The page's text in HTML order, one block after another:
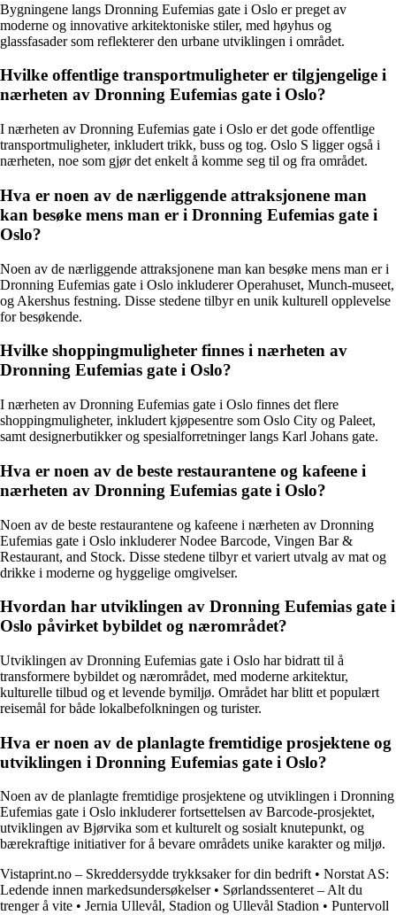
Bygningene langs Dronning Eufemias gate i Oslo er preget av
moderne og innovative arkitektoniske stiler, med høyhus og
glassfasader som reflekterer den urbane utviklingen i området.
Hvilke offentlige transportmuligheter er tilgjengelige i
nærheten av Dronning Eufemias gate i Oslo?
I nærheten av Dronning Eufemias gate i Oslo er det gode offentlige
transportmuligheter, inkludert trikk, buss og tog. Oslo S ligger også i
nærheten, noe som gjør det enkelt å komme seg til og fra området.
Hva er noen av de nærliggende attraksjonene man
kan besøke mens man er i Dronning Eufemias gate i
Oslo?
Noen av de nærliggende attraksjonene man kan besøke mens man er i
Dronning Eufemias gate i Oslo inkluderer Operahuset, Munch-museet,
og Akershus festning. Disse stedene tilbyr en unik kulturell opplevelse
for besøkende.
Hvilke shoppingmuligheter finnes i nærheten av
Dronning Eufemias gate i Oslo?
I nærheten av Dronning Eufemias gate i Oslo finnes det flere
shoppingmuligheter, inkludert kjøpesentre som Oslo City og Paleet,
samt designerbutikker og spesialforretninger langs Karl Johans gate.
Hva er noen av de beste restaurantene og kafeene i
nærheten av Dronning Eufemias gate i Oslo?
Noen av de beste restaurantene og kafeene i nærheten av Dronning
Eufemias gate i Oslo inkluderer Nodee Barcode, Vingen Bar &
Restaurant, and Stock. Disse stedene tilbyr et variert utvalg av mat og
drikke i moderne og hyggelige omgivelser.
Hvordan har utviklingen av Dronning Eufemias gate i
Oslo påvirket bybildet og nærområdet?
Utviklingen av Dronning Eufemias gate i Oslo har bidratt til å
transformere bybildet og nærområdet, med moderne arkitektur,
kulturelle tilbud og et levende bymiljø. Området har blitt et populært
reisemål for både lokalbefolkningen og turister.
Hva er noen av de planlagte fremtidige prosjektene og
utviklingen i Dronning Eufemias gate i Oslo?
Noen av de planlagte fremtidige prosjektene og utviklingen i Dronning
Eufemias gate i Oslo inkluderer fortsettelsen av Barcode-prosjektet,
utviklingen av Bjørvika som et kulturelt og sosialt knutepunkt, og
bærekraftige initiativer for å bevare områdets unike karakter og miljø.
Vistaprint.no – Skreddersydde trykksaker for din bedrift • Norstat AS:
Ledende innen markedsundersøkelser• Sørlandssenteret – Alt du
trenger å vite • Jernia Ullevål, Stadion og Ullevål Stadion • Puntervoll